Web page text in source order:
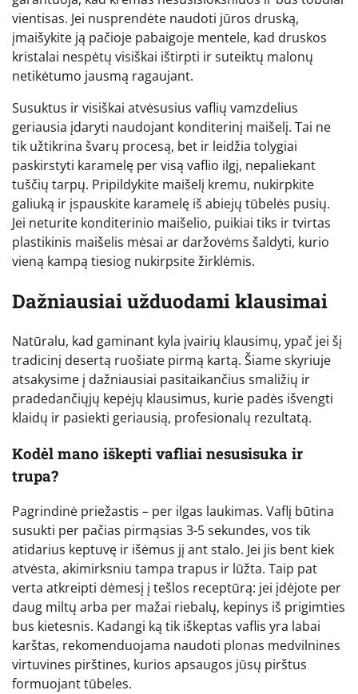
vientisas. Jei nusprendėte naudoti jūros druską,
įmaišykite ją pačioje pabaigoje mentele, kad druskos
kristalai nespėtų visiškai ištirpti ir suteiktų malonų
netikėtumo jausmą ragaujant.
Susuktus ir visiškai atvėsusius vaflių vamzdelius
geriausia įdaryti naudojant konditerinį maišelį. Tai ne
tik užtikrina švarų procesą, bet ir leidžia tolygiai
paskirstyti karamelę per visą vaflio ilgį, nepaliekant
tuščių tarpų. Pripildykite maišelį kremu, nukirpkite
galiuką ir įspauskite karamelę iš abiejų tūbelės pusių.
Jei neturite konditerinio maišelio, puikiai tiks ir tvirtas
plastikinis maišelis mėsai ar daržovėms šaldyti, kurio
vieną kampą tiesiog nukirpsite žirklėmis.
Dažniausiai užduodami klausimai
Natūralu, kad gaminant kyla įvairių klausimų, ypač jei šį
tradicinį desertą ruošiate pirmą kartą. Šiame skyriuje
atsakysime į dažniausiai pasitaikančius smaližių ir
pradedančiųjų kepėjų klausimus, kurie padės išvengti
klaidų ir pasiekti geriausią, profesionalų rezultatą.
Kodėl mano iškepti vafliai nesusisuka ir
trupa?
Pagrindinė priežastis – per ilgas laukimas. Vaflį būtina
susukti per pačias pirmąsias 3-5 sekundes, vos tik
atidarius keptuvę ir išėmus jį ant stalo. Jei jis bent kiek
atvėsta, akimirksniu tampa trapus ir lūžta. Taip pat
verta atkreipti dėmesį į tešlos receptūrą: jei įdėjote per
daug miltų arba per mažai riebalų, kepinys iš prigimties
bus kietesnis. Kadangi ką tik iškeptas vaflis yra labai
karštas, rekomenduojama naudoti plonas medvilnines
virtuvines pirštines, kurios apsaugos jūsų pirštus
formuojant tūbeles.